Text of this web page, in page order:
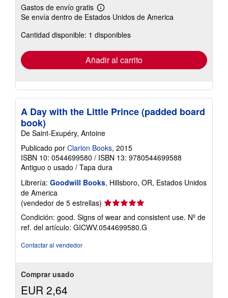
Gastos de envío gratis
Más
información
las
tarifas
envío
Se envía dentro de Estados Unidos de America
Cantidad disponible: 1 disponibles
Añadir al carrito
A Day with the Little Prince (padded board
book)
De Saint-Exupéry, Antoine
Publicado por Clarion Books, 2015
ISBN 10: 0544699580 / ISBN 13: 9780544699588
Antiguo o usado / Tapa dura
Librería: Goodwill Books, Hillsboro, OR, Estados Unidos
de America
(vendedor de 5 estrellas) Calificación
vendedor:
5
Condición: good. Signs of wear and consistent use. Nº de
ref. del artículo: GICWV.0544699580.G
Contactar al vendedor
Comprar usado
EUR 2,64